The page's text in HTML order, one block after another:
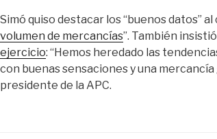
Simó quiso destacar los “buenos datos”
volumen de mercancías”. También
ejercicio: “Hemos heredado las
con buenas sensaciones y una
presidente de la APC.